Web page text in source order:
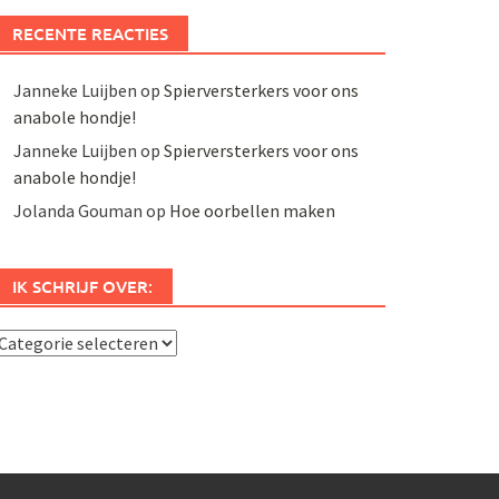
RECENTE REACTIES
Janneke Luijben op Spierversterkers voor ons
anabole hondje!
Janneke Luijben op Spierversterkers voor ons
anabole hondje!
Jolanda Gouman op Hoe oorbellen maken
IK SCHRIJF OVER: